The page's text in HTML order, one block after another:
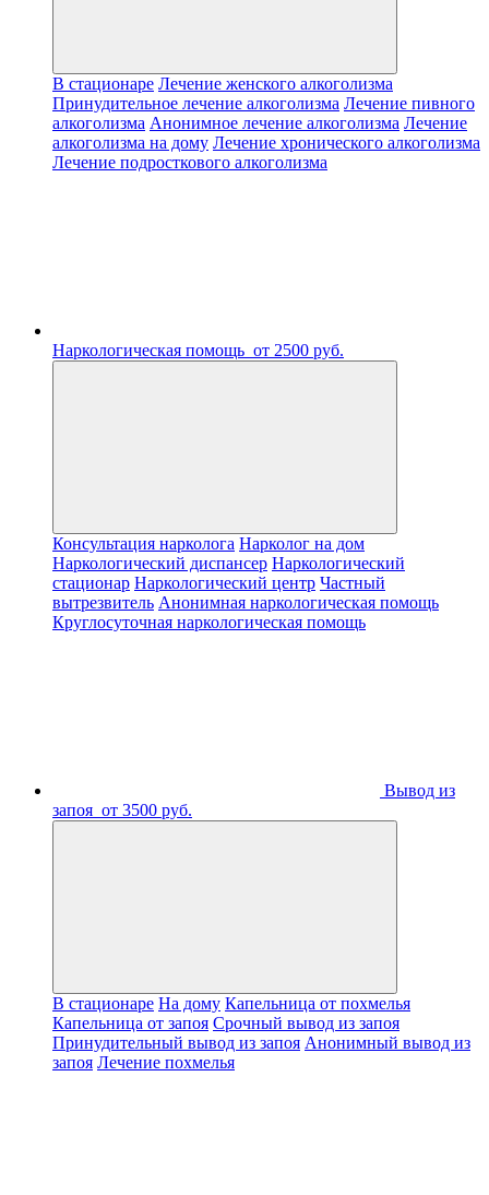
В стационаре Лечение женского алкоголизма
Принудительное лечение алкоголизма Лечение пивного
алкоголизма Анонимное лечение алкоголизма Лечение
алкоголизма на дому Лечение хронического алкоголизма
Лечение подросткового алкоголизма
Наркологическая помощь от 2500 руб.
Консультация нарколога Нарколог на дом
Наркологический диспансер Наркологический
стационар Наркологический центр Частный
вытрезвитель Анонимная наркологическая помощь
Круглосуточная наркологическая помощь
Вывод из
запоя от 3500 руб.
В стационаре На дому Капельница от похмелья
Капельница от запоя Срочный вывод из запоя
Принудительный вывод из запоя Анонимный вывод из
запоя Лечение похмелья